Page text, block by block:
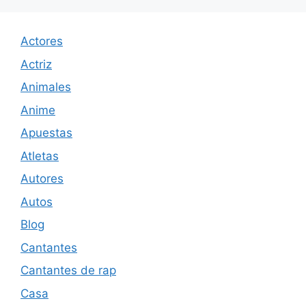
Actores
Actriz
Animales
Anime
Apuestas
Atletas
Autores
Autos
Blog
Cantantes
Cantantes de rap
Casa